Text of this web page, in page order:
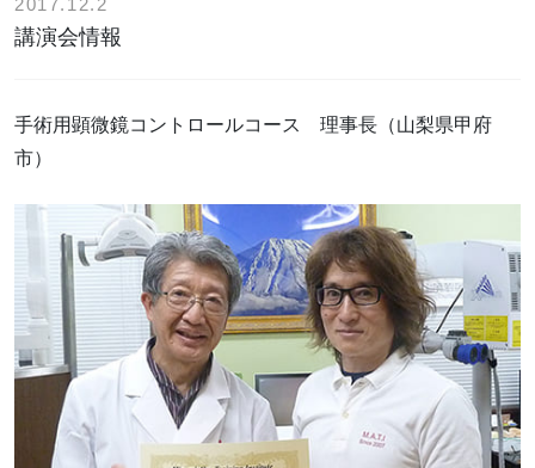
講演会情報
手術用顕微鏡コントロールコース 理事長（山梨県甲府
市）